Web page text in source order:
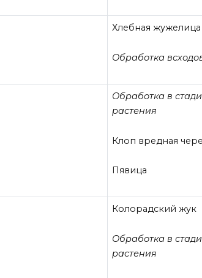
Хлебная жужелица
Обработка
Обработка в
растения
Клоп вредная
Пявица
Колорадский жук
Обработка в
растения